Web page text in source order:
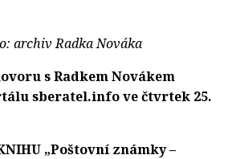
archiv Radka Nováka
s Radkem Novákem
sberatel.info ve čtvrtek 25.
„Poštovní známky –